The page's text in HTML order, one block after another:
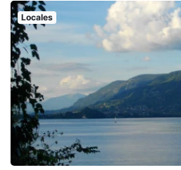
Locales